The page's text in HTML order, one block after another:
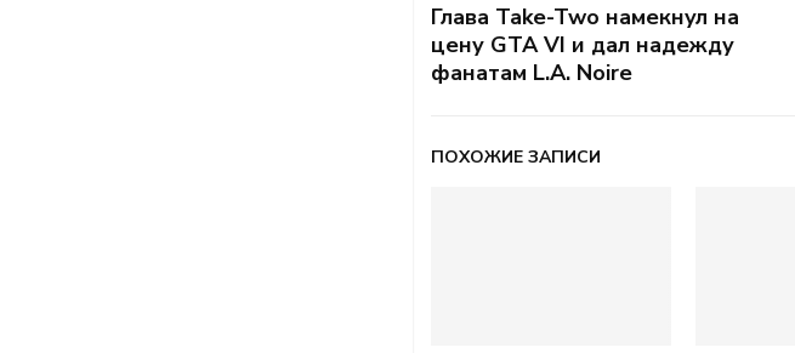
Глава Take-Two намекнул на
цену GTA VI и дал надежду
фанатам L.A. Noire
ПОХОЖИЕ ЗАПИСИ